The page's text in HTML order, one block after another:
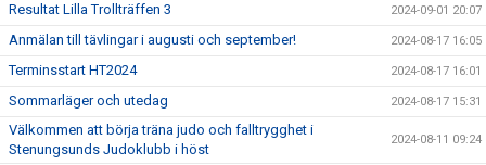
Resultat Lilla Trollträffen 3 2024-09-01 20:07
Anmälan till tävlingar i augusti och september! 2024-08-17 16:05
Terminsstart HT2024 2024-08-17 16:01
Sommarläger och utedag 2024-08-17 15:31
Välkommen att börja träna judo och falltrygghet i
Stenungsunds Judoklubb i höst
2024-08-11 09:24